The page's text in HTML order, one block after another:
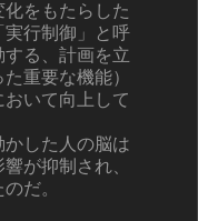
をもたらした
実行制御」と呼
る、計画を立
重要な機能）
いて向上して
した人の脳は
が抑制され、
だ。